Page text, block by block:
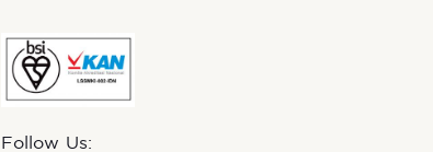
Follow Us: